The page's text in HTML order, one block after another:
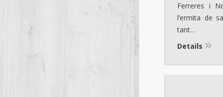
Ferreres i
l’ermita de
tant…
Details